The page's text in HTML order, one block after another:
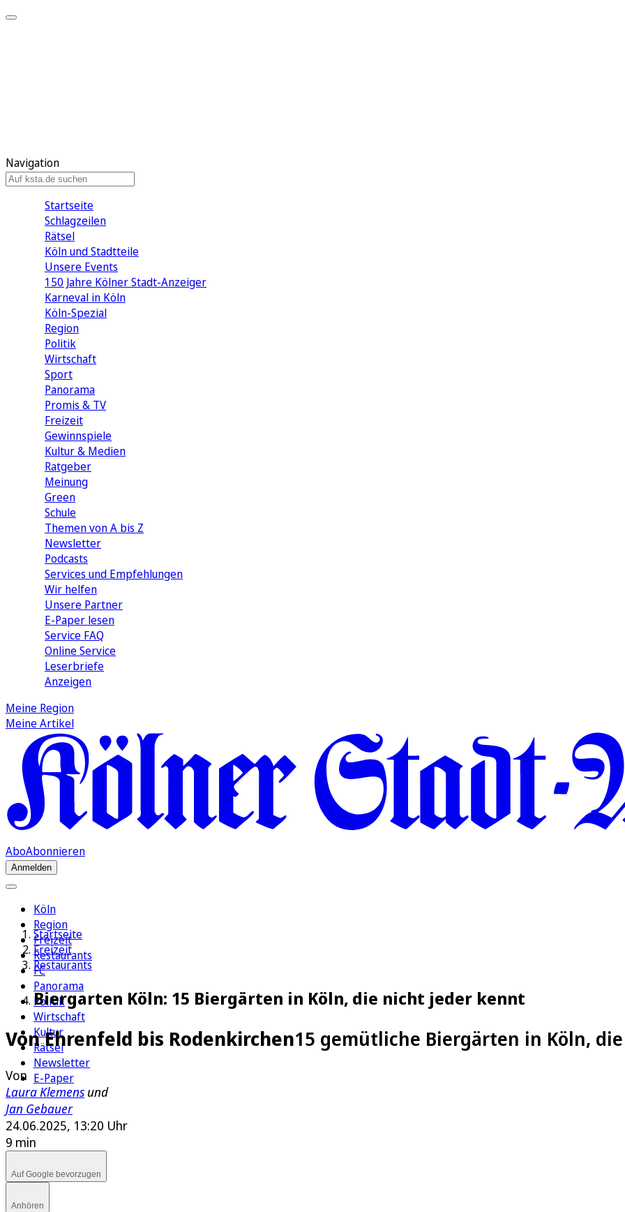
Navigation
Startseite
Schlagzeilen
Rätsel
Köln und Stadtteile
Unsere Events
150 Jahre Kölner Stadt-Anzeiger
Karneval in Köln
Köln-Spezial
Region
Politik
Wirtschaft
Sport
Panorama
Promis & TV
Freizeit
Gewinnspiele
Kultur & Medien
Ratgeber
Meinung
Green
Schule
Themen von A bis Z
Newsletter
Podcasts
Services und Empfehlungen
Wir helfen
Unsere Partner
E-Paper lesen
Service FAQ
Online Service
Leserbriefe
Anzeigen
Meine Region
Meine Artikel
AboAbonnieren
Anmelden
Köln
Region
Freizeit
Restaurants
FC
Panorama
Politik
Wirtschaft
Kultur
Rätsel
Newsletter
E-Paper
Startseite
Freizeit
Restaurants
Biergarten Köln: 15 Biergärten in Köln, die nicht jeder kennt
Von Ehrenfeld bis Rodenkirchen15 gemütliche Biergärten in Köln,
Von
Laura Klemens und
Jan Gebauer
24.06.2025, 13:20 Uhr
9 min
Auf Google bevorzugen
Anhören